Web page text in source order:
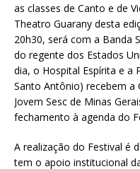
as classes de Canto e de
Theatro Guarany desta
20h30, será com a Banda
do regente dos Estados
dia, o Hospital Espírita e a
Santo Antônio) recebem a
Jovem Sesc de Minas
fechamento à agenda do
A realização do Festival é
tem o apoio institucional